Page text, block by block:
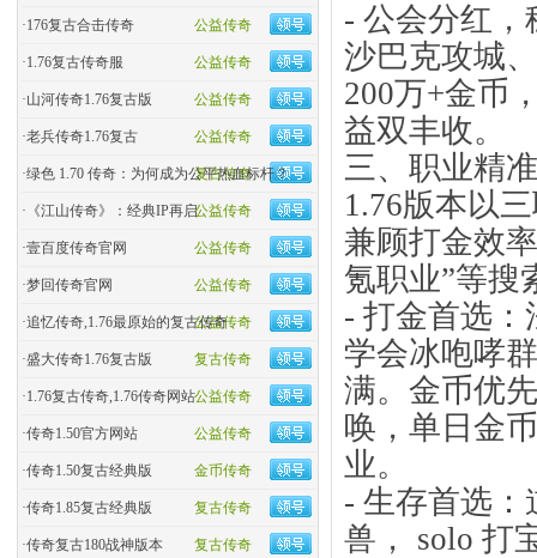
公益传奇
·176复古合击传奇
公益传奇
·1.76复古传奇服
公益传奇
·山河传奇1.76复古版
公益传奇
·老兵传奇1.76复古
复古传奇
·绿色 1.70 传奇：为何成为公平热血标杆？
公益传奇
· 《江山传奇》：经典IP再启
公益传奇
·壹百度传奇官网
公益传奇
·梦回传奇官网
公益传奇
·追忆传奇,1.76最原始的复古传奇
复古传奇
·盛大传奇1.76复古版
公益传奇
·1.76复古传奇,1.76传奇网站
公益传奇
·传奇1.50官方网站
金币传奇
·传奇1.50复古经典版
复古传奇
·传奇1.85复古经典版
复古传奇
·传奇复古180战神版本
- 公会分红，
沙巴克攻城
200万+金币
益双丰收。
三、职业精
1.76版本以
兼顾打金效
氪职业”等搜
- 打金首选：
学会冰咆哮
满。金币优
唤，单日金
业。
- 生存首选：
兽， solo 打